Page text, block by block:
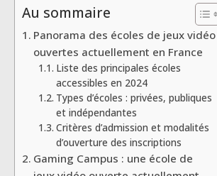
Au sommaire
Panorama des écoles de jeux vidéo
ouvertes actuellement en France
Liste des principales écoles
accessibles en 2024
Types d’écoles : privées, publiques
et indépendantes
Critères d’admission et modalités
d’ouverture des inscriptions
Gaming Campus : une école de